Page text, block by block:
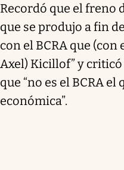
Recordó que el freno
que se produjo a fin
con el BCRA que
Axel) Kicillof” y
que “no es el BCRA
económica”.